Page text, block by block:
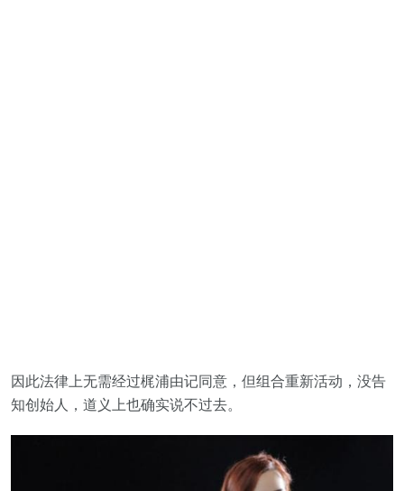
因此法律上无需经过梶浦由记同意，但组合重新活动，没告
知创始人，道义上也确实说不过去。